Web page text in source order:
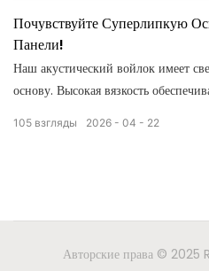
Почувствуйте Суперлипкую
Панели!
Наш акустический войлок имеет
основу. Высокая вязкость
стенам без деформации или
или дополнительного клея, простая
2026 04 22
105 взгляды
Авторские права © 2025